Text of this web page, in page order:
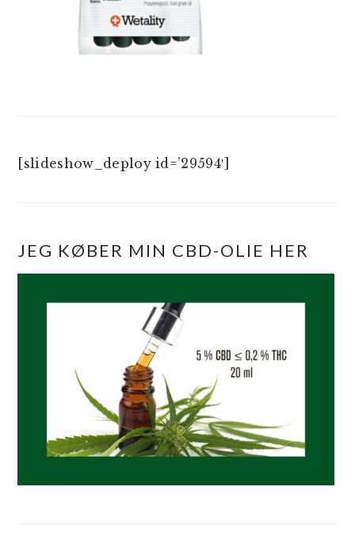
[slideshow_deploy id=’29594′]
JEG KØBER MIN CBD-OLIE HER